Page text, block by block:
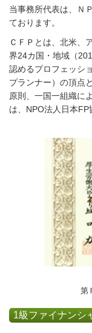
当事務所代表は、Ｎ
ております。
ＣＦＰとは、北米、
界24カ国・地域（
認めるプロフェッシ
プランナー）の頂点
原則、一国一組織に
は、NPO法人日本FP
第
1級ファイナンシ